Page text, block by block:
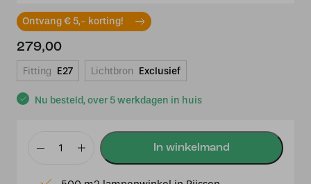
Ontvang € 5,- korting!
Nu besteld, over 5 werkdagen in huis
279,00
Fitting E27 Lichtbron Exclusief
Hanglamp